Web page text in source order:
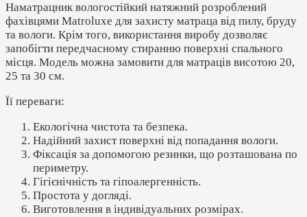
Наматрацник вологостійкий натяжний розроблений
фахівцями Matroluxe для захисту матраца від пилу, бруду
та вологи. Крім того, використання виробу дозволяє
запобігти передчасному стиранню поверхні спального
місця. Модель можна замовити для матраців висотою 20,
25 та 30 см.
Її переваги:
Екологічна чистота та безпека.
Надійний захист поверхні від попадання вологи.
Фіксація за допомогою резинки, що розташована по
периметру.
Гігієнічність та гіпоалергенність.
Простота у догляді.
Виготовлення в індивідуальних розмірах.